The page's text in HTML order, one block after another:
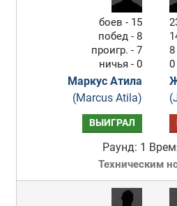
боев - 15
побед - 8
проигр. - 7
ничья - 0
Маркус Атила
(Marcus Atila)
ВЫИГРАЛ
Раунд: 1
Техническим